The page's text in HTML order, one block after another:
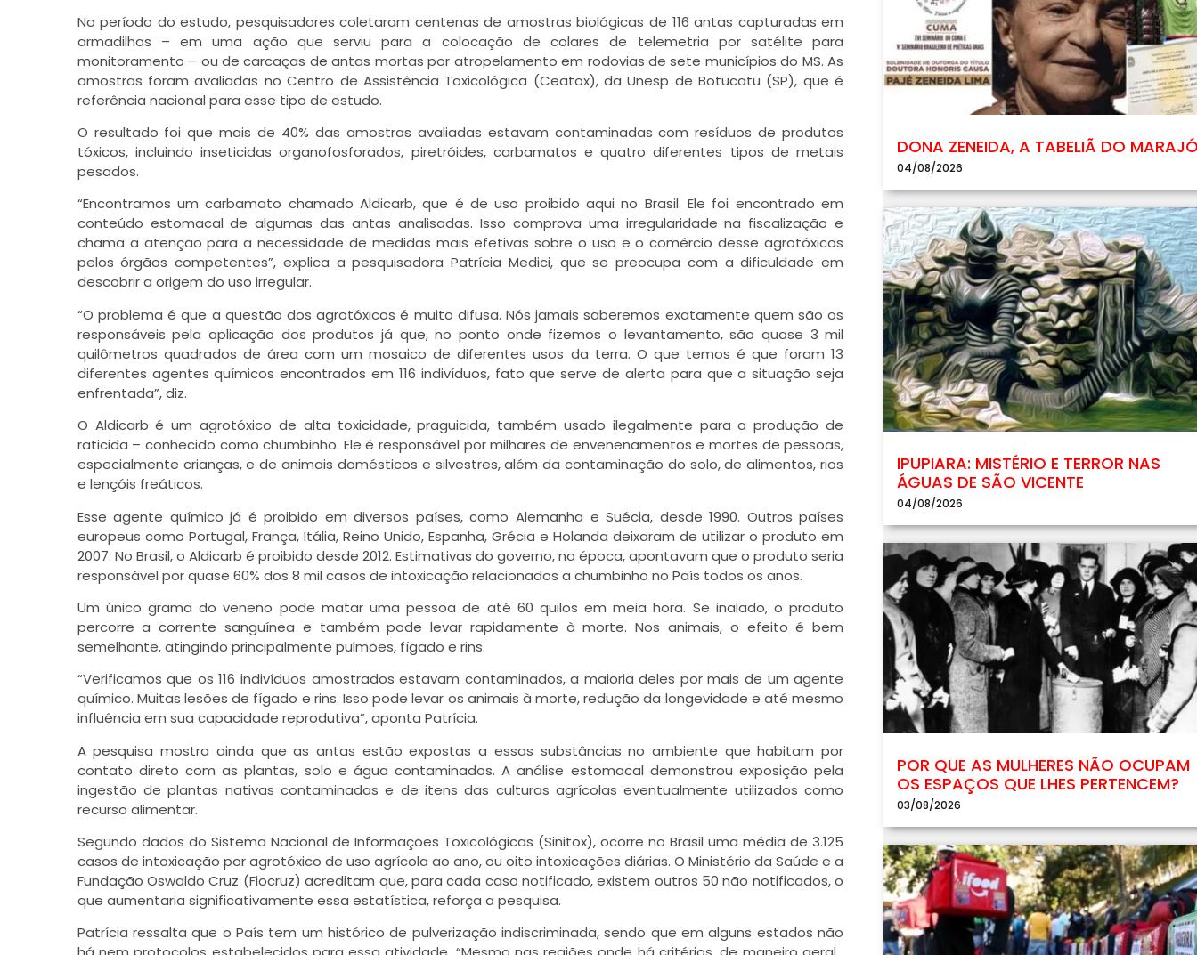
No período do estudo, pesquisadores coletaram centenas de amostras biológicas de 116 antas capturadas em
armadilhas – em uma ação que serviu para a colocação de colares de telemetria por satélite para
monitoramento – ou de carcaças de antas mortas por atropelamento em rodovias de sete municípios do MS. As
amostras foram avaliadas no Centro de Assistência Toxicológica (Ceatox), da Unesp de Botucatu (SP), que é
referência nacional para esse tipo de estudo.
O resultado foi que mais de 40% das amostras avaliadas estavam contaminadas com resíduos de produtos
tóxicos, incluindo inseticidas organofosforados, piretróides, carbamatos e quatro diferentes tipos de metais
pesados.
“Encontramos um carbamato chamado Aldicarb, que é de uso proibido aqui no Brasil. Ele foi encontrado em
conteúdo estomacal de algumas das antas analisadas. Isso comprova uma irregularidade na fiscalização e
chama a atenção para a necessidade de medidas mais efetivas sobre o uso e o comércio desse agrotóxicos
pelos órgãos competentes”, explica a pesquisadora Patrícia Medici, que se preocupa com a dificuldade em
descobrir a origem do uso irregular.
“O problema é que a questão dos agrotóxicos é muito difusa. Nós jamais saberemos exatamente quem são os
responsáveis pela aplicação dos produtos já que, no ponto onde fizemos o levantamento, são quase 3 mil
quilômetros quadrados de área com um mosaico de diferentes usos da terra. O que temos é que foram 13
diferentes agentes químicos encontrados em 116 indivíduos, fato que serve de alerta para que a situação seja
enfrentada”, diz.
O Aldicarb é um agrotóxico de alta toxicidade, praguicida, também usado ilegalmente para a produção de
raticida – conhecido como chumbinho. Ele é responsável por milhares de envenenamentos e mortes de pessoas,
especialmente crianças, e de animais domésticos e silvestres, além da contaminação do solo, de alimentos, rios
e lençóis freáticos.
Esse agente químico já é proibido em diversos países, como Alemanha e Suécia, desde 1990. Outros países
europeus como Portugal, França, Itália, Reino Unido, Espanha, Grécia e Holanda deixaram de utilizar o produto em
2007. No Brasil, o Aldicarb é proibido desde 2012. Estimativas do governo, na época, apontavam que o produto seria
responsável por quase 60% dos 8 mil casos de intoxicação relacionados a chumbinho no País todos os anos.
Um único grama do veneno pode matar uma pessoa de até 60 quilos em meia hora. Se inalado, o produto
percorre a corrente sanguínea e também pode levar rapidamente à morte. Nos animais, o efeito é bem
semelhante, atingindo principalmente pulmões, fígado e rins.
“Verificamos que os 116 indivíduos amostrados estavam contaminados, a maioria deles por mais de um agente
químico. Muitas lesões de fígado e rins. Isso pode levar os animais à morte, redução da longevidade e até mesmo
influência em sua capacidade reprodutiva”, aponta Patrícia.
A pesquisa mostra ainda que as antas estão expostas a essas substâncias no ambiente que habitam por
contato direto com as plantas, solo e água contaminados. A análise estomacal demonstrou exposição pela
ingestão de plantas nativas contaminadas e de itens das culturas agrícolas eventualmente utilizados como
recurso alimentar.
Segundo dados do Sistema Nacional de Informações Toxicológicas (Sinitox), ocorre no Brasil uma média de 3.125
casos de intoxicação por agrotóxico de uso agrícola ao ano, ou oito intoxicações diárias. O Ministério da Saúde e a
Fundação Oswaldo Cruz (Fiocruz) acreditam que, para cada caso notificado, existem outros 50 não notificados, o
que aumentaria significativamente essa estatística, reforça a pesquisa.
Patrícia ressalta que o País tem um histórico de pulverização indiscriminada, sendo que em alguns estados não
DONA ZENEIDA, A TABELIÃ DO
04/08/2026
IPUPIARA: MISTÉRIO E TERROR NAS
ÁGUAS DE SÃO VICENTE
04/08/2026
POR QUE AS MULHERES NÃO OCUPAM
OS ESPAÇOS QUE LHES PERTENCEM?
03/08/2026